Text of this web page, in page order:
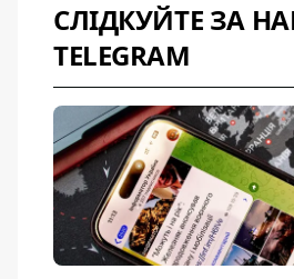
СЛІДКУЙТЕ ЗА
TELEGRAM